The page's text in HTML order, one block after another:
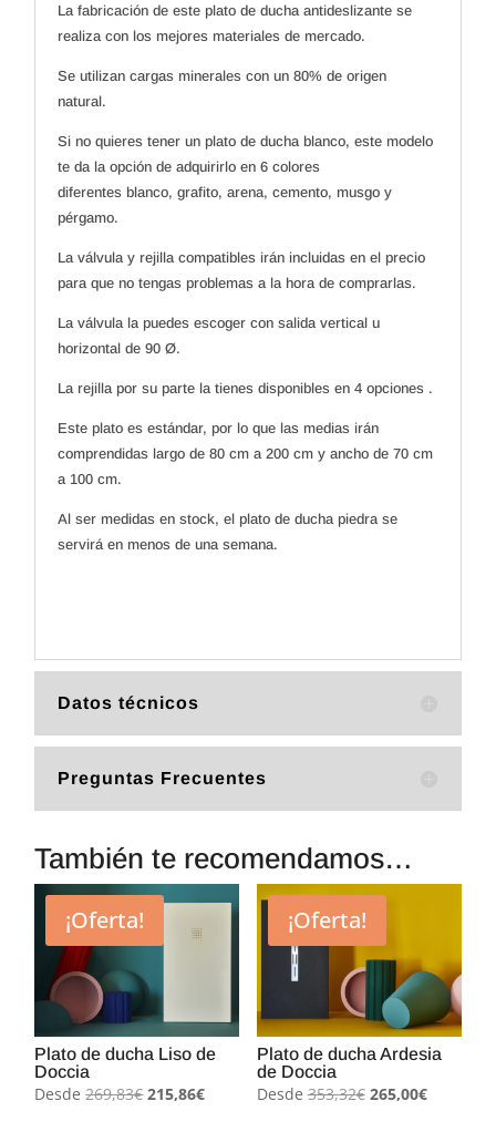
La fabricación de este plato de ducha antideslizante se
realiza con los mejores materiales de mercado.
Se utilizan cargas minerales con un 80% de origen
natural.
Si no quieres tener un plato de ducha blanco, este modelo
te da la opción de adquirirlo en 6 colores
diferentes blanco, grafito, arena, cemento, musgo y
pérgamo.
La válvula y rejilla compatibles irán incluidas en el precio
para que no tengas problemas a la hora de comprarlas.
La válvula la puedes escoger con salida vertical u
horizontal de 90 Ø.
La rejilla por su parte la tienes disponibles en 4 opciones .
Este plato es estándar, por lo que las medias irán
comprendidas largo de 80 cm a 200 cm y ancho de 70 cm
a 100 cm.
Al ser medidas en stock, el plato de ducha piedra se
servirá en menos de una semana.
Datos técnicos
Preguntas Frecuentes
También te recomendamos…
¡Oferta!
Plato de ducha Liso de
Doccia
Desde 269,83€El
215,86€El
¡Oferta!
Plato de ducha Ardesia
de Doccia
Desde 353,32€ El
265,00€El